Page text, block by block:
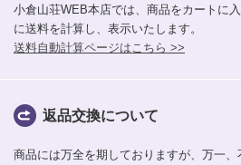
小倉山荘WEB本店では、商品をカートに
に送料を計算し、表示いたします。
送料自動計算ページはこちら >>
返品交換について
商品には万全を期しておりますが、万一